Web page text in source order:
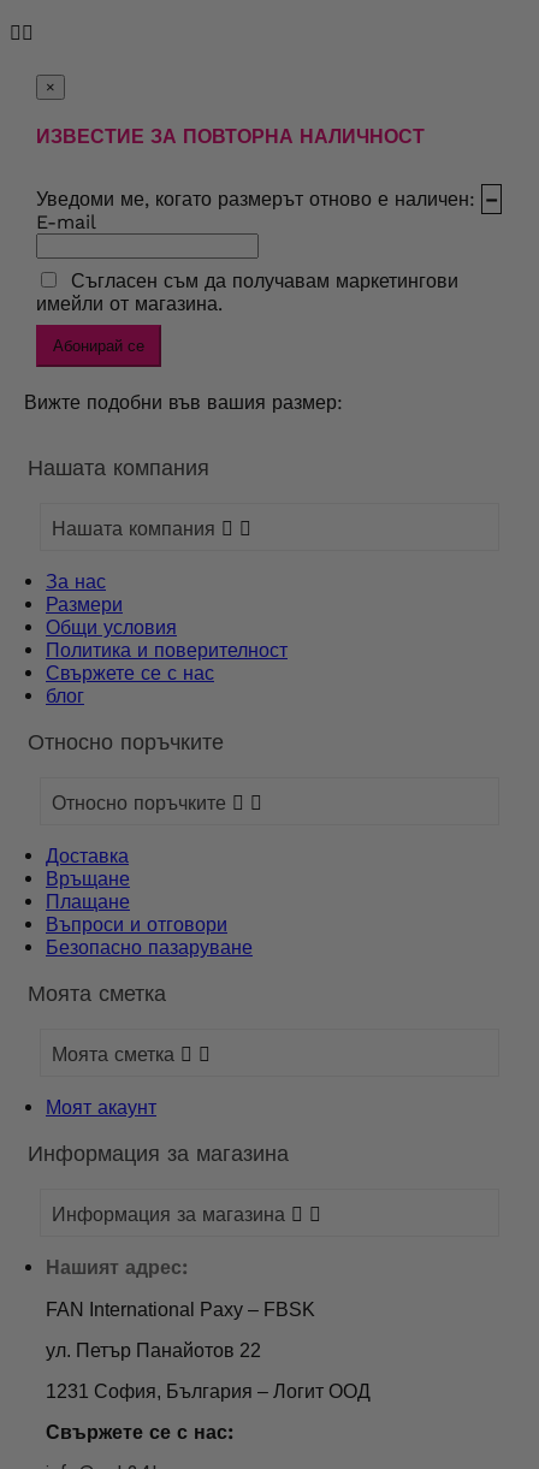

×
ИЗВЕСТИЕ ЗА ПОВТОРНА НАЛИЧНОСТ
Уведоми ме, когато размерът отново е наличен: –
E-mail
Съгласен съм да получавам маркетингови
имейли от магазина.
Абонирай се
Вижте подобни във вашия размер:
Нашата компания
Нашата компания  
За нас
Размери
Общи условия
Политика и поверителност
Свържете се с нас
блог
Относно поръчките
Относно поръчките  
Доставка
Връщане
Плащане
Въпроси и отговори
Безопасно пазаруване
Моята сметка
Моята сметка  
Моят акаунт
Информация за магазина
Информация за магазина  
Нашият адрес:
FAN International Paxy – FBSK
ул. Петър Панайотов 22
1231 София, България – Логит ООД
Свържете се с нас: